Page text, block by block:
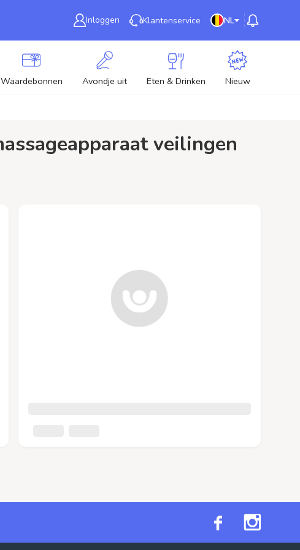
Inloggen Klantenservice NL
Waardebonnen Avondje uit Eten & Drinken Nieuw